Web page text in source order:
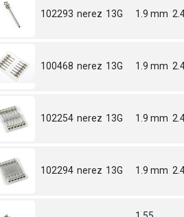
102293 nerez 13G 1.9 mm
100468 nerez 13G 1.9 mm
102254 nerez 13G 1.9 mm
102294 nerez 13G 1.9 mm